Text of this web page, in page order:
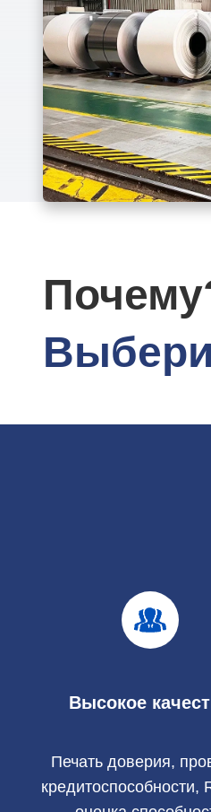
Высокое
Печать доверия,
кредитоспособности,